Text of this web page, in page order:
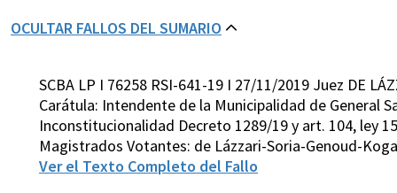
OCULTAR FALLOS DEL SUMARIO
SCBA LP I 76258 RSI-641-19 I 27/11/2019 Juez DE
Carátula: Intendente de la Municipalidad de General
Inconstitucionalidad Decreto 1289/19 y art. 104, ley
Magistrados Votantes: de Lázzari-Soria-Genoud-
Ver el Texto Completo del Fallo